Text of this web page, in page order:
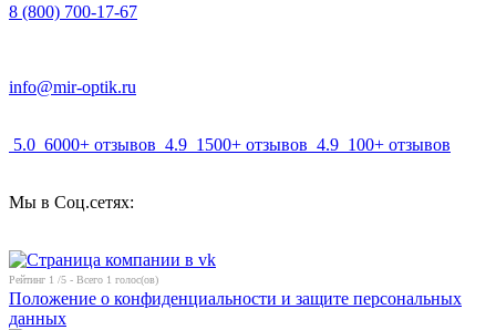
8 (800) 700-17-67
info@mir-optik.ru
5.0 6000+ отзывов 4.9 1500+ отзывов 4.9 100+ отзывов
Мы в Соц.сетях:
Рейтинг 1 /5 - Всего 1 голос(ов)
Положение о конфиденциальности и защите персональных
данных